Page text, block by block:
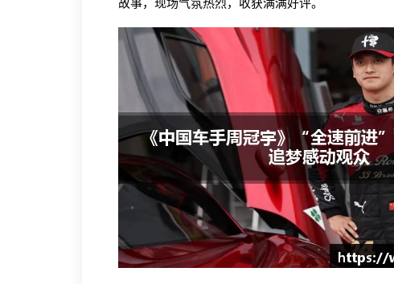
故事，现场气氛热烈，收获满满好评。